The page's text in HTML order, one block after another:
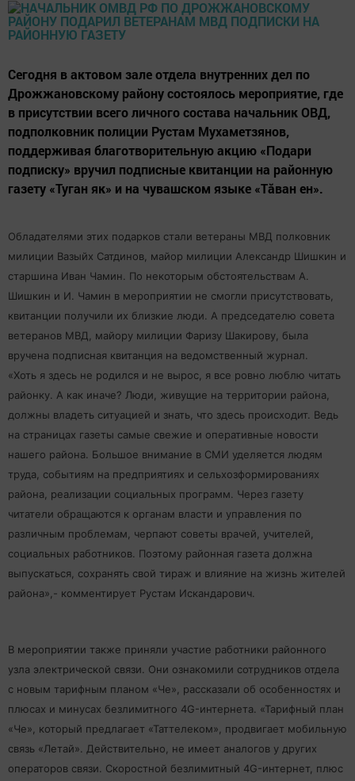
Сегодня в актовом зале отдела внутренних дел по
Дрожжановскому району состоялось мероприятие, где
в присутствии всего личного состава начальник ОВД,
подполковник полиции Рустам Мухаметзянов,
поддерживая благотворительную акцию «Подари
подписку» вручил подписные квитанции на районную
газету «Туган як» и на чувашском языке «Тăван ен».
Обладателями этих подарков стали ветераны МВД полковник
милиции Вазыйх Сатдинов, майор милиции Александр Шишкин и
старшина Иван Чамин. По некоторым обстоятельствам А.
Шишкин и И. Чамин в мероприятии не смогли присутствовать,
квитанции получили их близкие люди. А председателю совета
ветеранов МВД, майору милиции Фаризу Шакирову, была
вручена подписная квитанция на ведомственный журнал.
«Хоть я здесь не родился и не вырос, я все ровно люблю читать
районку. А как иначе? Люди, живущие на территории района,
должны владеть ситуацией и знать, что здесь происходит. Ведь
на страницах газеты самые свежие и оперативные новости
нашего района. Большое внимание в СМИ уделяется людям
труда, событиям на предприятиях и сельхозформированиях
района, реализации социальных программ. Через газету
читатели обращаются к органам власти и управления по
различным проблемам, черпают советы врачей, учителей,
социальных работников. Поэтому районная газета должна
выпускаться, сохранять свой тираж и влияние на жизнь жителей
района»,- комментирует Рустам Искандарович.
В мероприятии также приняли участие работники районного
узла электрической связи. Они ознакомили сотрудников отдела
с новым тарифным планом «Че», рассказали об особенностях и
плюсах и минусах безлимитного 4G-интернета. «Тарифный план
«Че», который предлагает «Таттелеком», продвигает мобильную
связь «Летай». Действительно, не имеет аналогов у других
операторов связи. Скоростной безлимитный 4G-интернет, плюс